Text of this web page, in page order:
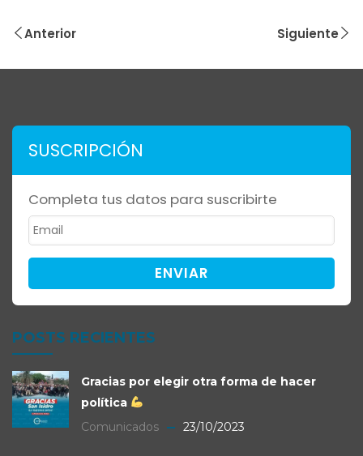
Anterior Siguiente
POSTS RECIENTES
Gracias por elegir otra forma de hacer
política
Comunicados
23/10/2023
SUSCRIPCIÓN
Completa tus datos para suscribirte
ENVIAR